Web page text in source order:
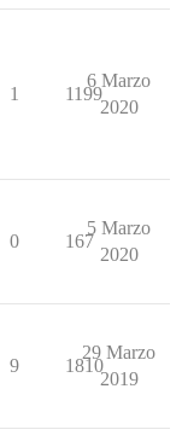
1 1199
6 Marzo
2020
0 167
5 Marzo
2020
9 1810
29 Marzo
2019